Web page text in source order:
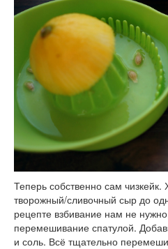
Теперь собственно сам
творожный/сливочный сыр до
рецепте взбивание нам не
перемешивание спатулой.
и соль. Всё тщательно